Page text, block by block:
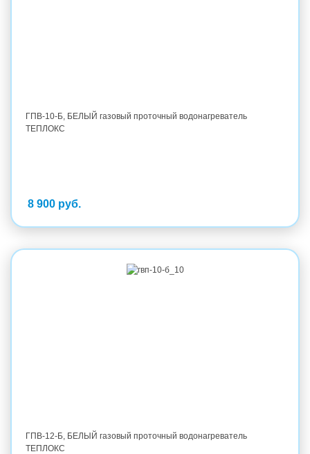
ГПВ-10-Б, БЕЛЫЙ газовый проточный водонагреватель
ТЕПЛОКС
8 900 руб.
ГПВ-12-Б, БЕЛЫЙ газовый проточный водонагреватель
ТЕПЛОКС